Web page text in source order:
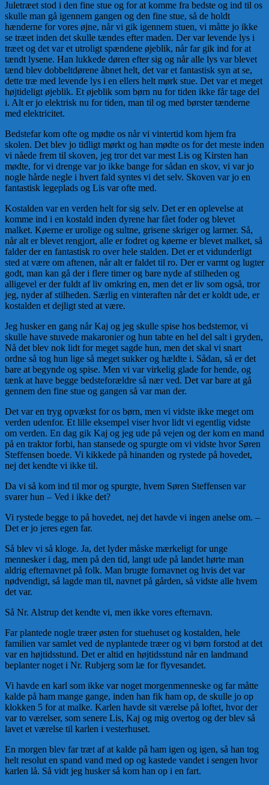
Juletræet stod i den fine stue og for at komme fra bedste og ind til os
skulle man gå igennem gangen og den fine stue, så de holdt
hænderne for vores øjne, når vi gik igen­nem stuen, vi måtte jo ikke
se træet inden det skulle tændes efter maden. Der var le­vende lys i
træet og det var et utroligt spændene øjeblik, når far gik ind for at
tændt lysene. Han luk­kede døren efter sig og når alle lys var blevet
tænd blev dob­beltdørene åbnet helt, det var et fantastisk syn at se,
dette træ med levende lys i en ellers helt mørk stue. Det var et meget
højtideligt øjeblik. Et øjeblik som børn nu for tiden ikke får tage del
i. Alt er jo elektrisk nu for tiden, man til og med bør­ster tænderne
med elektricitet.
Bedstefar kom ofte og mødte os når vi vintertid kom hjem fra
skolen. Det blev jo tidligt mørkt og han mødte os for det meste inden
vi nåede frem til skoven, jeg tror det var mest Lis og Kirsten han
mødte, for vi drenge var jo ikke bange for sådan en skov, vi var jo
nogle hårde negle i hvert fald syntes vi det selv. Skoven var jo en
fantastisk legeplads og Lis var ofte med.
Kostalden var en verden helt for sig selv. Det er en ople­velse at
komme ind i en kostald inden dyrene har fået foder og blevet
malket. Køerne er urolige og sultne, grisene skriger og larmer. Så,
når alt er blevet rengjort, alle er fodret og køerne er blevet malket, så
falder der en fantastisk ro over hele stalden. Det er et vidun­derligt
sted at være om aftenen, når alt er faldet til ro. Der er varmt og lugter
godt, man kan gå der i flere timer og bare nyde af stil­heden og
alligevel er der fuldt af liv om­kring en, men det er liv som også, tror
jeg, nyder af stilheden. Særlig en vinteraften når det er koldt ude, er
kostalden et dej­ligt sted at være.
Jeg husker en gang når Kaj og jeg skulle spise hos bedste­mor, vi
skulle have stuvede makaronier og hun tabte en hel del salt i gryden,
Nå det blev nok lidt for meget sagde hun, men det skal vi snart
ordne så tog hun lige så meget sukker og hældte i. Sådan, så er det
bare at begynde og spise. Men vi var virkelig glade for hende, og
tænk at have begge bedstefor­ældre så nær ved. Det var bare at gå
gennem den fine stue og gangen så var man der.
Det var en tryg opvækst for os børn, men vi vidste ikke me­get om
verden udenfor. Et lille eksempel viser hvor lidt vi egentlig vidste
om verden. En dag gik Kaj og jeg ude på vejen og der kom en mand
på en traktor forbi, han stansede og spurgte om vi vidste hvor Søren
Steffensen boede. Vi kikkede på hinanden og rystede på hovedet,
nej det kendte vi ikke til.
Da vi så kom ind til mor og spurgte, hvem Søren Steffensen var
svarer hun – Ved i ikke det?
Vi rystede begge to på hovedet, nej det havde vi ingen anelse om. –
Det er jo jeres egen far.
Så blev vi så kloge. Ja, det lyder måske mærkeligt for unge
mennesker i dag, men på den tid, langt ude på landet hørte man
aldrig efternavnet på folk. Man brugte fornavnet og hvis det var
nødvendigt, så lagde man til, navnet på gården, så vidste alle hvem
det var.
Så Nr. Alstrup det kendte vi, men ikke vores efternavn.
Far plantede nogle træer østen for stuehuset og kostalden, hele
familien var samlet ved de nyplantede træer og vi børn forstod at det
var en højtidsstund. Det er altid en højtidsstund når en land­mand
beplanter noget i Nr. Rubjerg som læ for fly­vesandet.
Vi havde en karl som ikke var noget morgenmenneske og far måtte
kalde på ham mange gange, inden han fik ham op, de skulle jo op
klokken 5 for at malke. Karlen havde sit værelse på loftet, hvor der
var to værelser, som senere Lis, Kaj og mig overtog og der blev så
lavet et værelse til karlen i vesterhuset.
En morgen blev far træt af at kalde på ham igen og igen, så han tog
helt resolut en spand vand med op og kastede vandet i sen­gen hvor
karlen lå. Så vidt jeg husker så kom han op i en fart.